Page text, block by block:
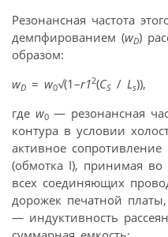
Резонансная частота
демпфированием (wD)
образом:
wD = w0√(1–r12(CS / Ls)),
где w0 — резонансная
контура в условии
активное
(обмотка I), принимая
всех соединяющих
дорожек печатной
— индуктивность